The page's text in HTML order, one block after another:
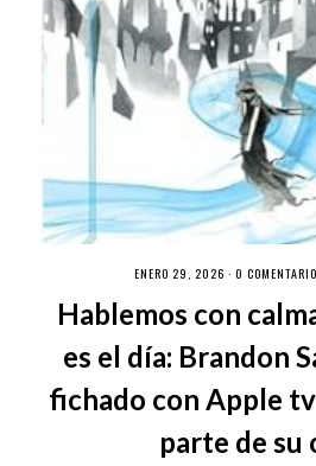
ENERO 29, 2026 · 0
Hablemos con
es el día: Brandon
fichado con Apple
parte de su